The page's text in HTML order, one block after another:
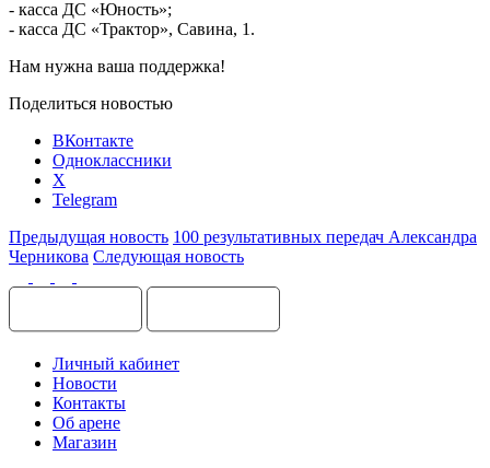
- касса ДС «Юность»;
- касса ДС «Трактор», Савина, 1.
Нам нужна ваша поддержка!
Поделиться новостью
ВКонтакте
Одноклассники
X
Telegram
Предыдущая новость 100 результативных передач Александра
Черникова Следующая новость
Личный кабинет
Новости
Контакты
Об арене
Магазин